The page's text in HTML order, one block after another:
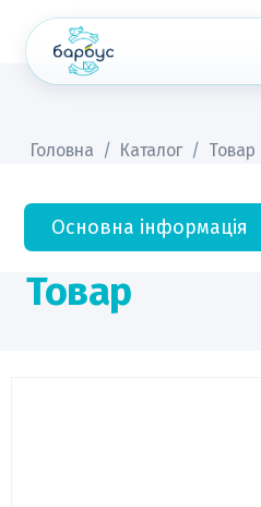
content
Головна / Каталог / Товар
Основна інформація
Товар